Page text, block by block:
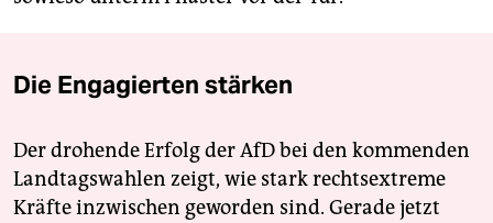
Die Engagierten stärken
Der drohende Erfolg der AfD bei den kommenden
Landtagswahlen zeigt, wie stark rechtsextreme
Kräfte inzwischen geworden sind. Gerade jetzt